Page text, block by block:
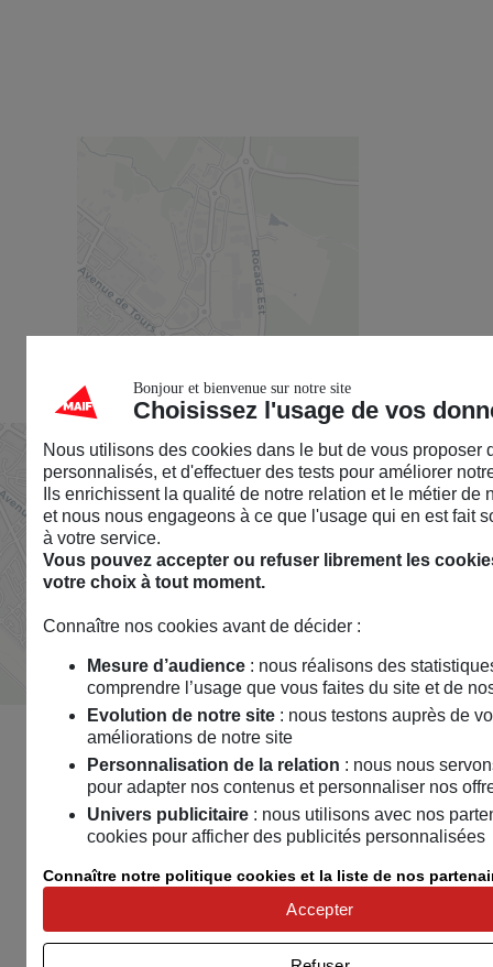
Bonjour et bienvenue sur notre site
Choisissez l'usage de vos
Nous utilisons des cookies dans le but de vous proposer
personnalisés, et d'effectuer des tests pour améliorer
Ils enrichissent la qualité de notre relation et le métier de
et nous nous engageons à ce que l'usage qui en est fait
à votre service.
Vous pouvez accepter ou refuser librement les
votre choix à tout moment.
Connaître nos cookies avant de décider :
Mesure d’audience : nous réalisons des
comprendre l’usage que vous faites du site et de
Evolution de notre site : nous testons auprès de
améliorations de notre site
Personnalisation de la relation : nous nous
pour adapter nos contenus et personnaliser nos
Univers publicitaire : nous utilisons avec nos
cookies pour afficher des publicités personnalisées
Connaître notre politique cookies et la liste de nos
Accepter